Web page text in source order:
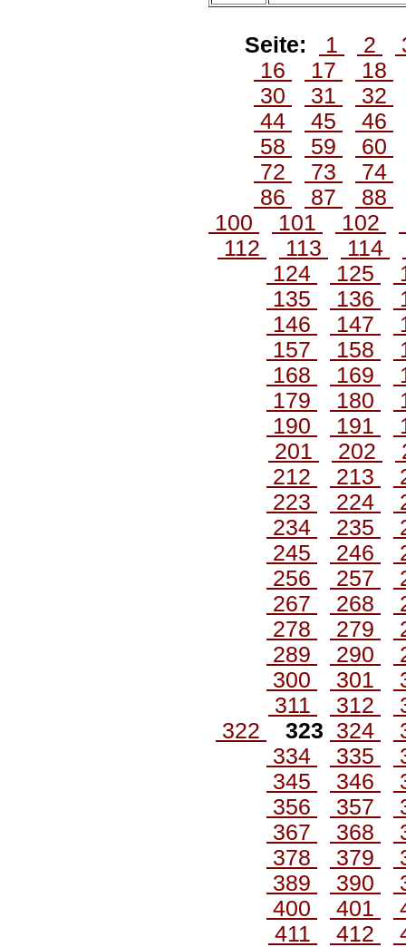
Seite: 1 2
16
17
18
30
31
32
44
45
46
58
59
60
72
73
74
86
87
88
100
101 102
112
113 114
124
125
135
136
146
147
157
158
168
169
179
180
190
191
201
202
212
213
223
224
234
235
245
246
256
257
267
268
278
279
289
290
300
301
311
312
322
323 324
334
335
345
346
356
357
367
368
378
379
389
390
400
401
411
412